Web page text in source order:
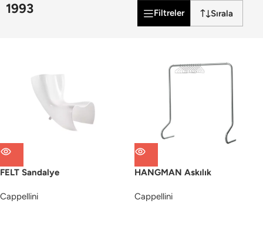
1993 Filtreler
FELT Sandalye
Cappellini
HANGMAN Askılık
Cappellini